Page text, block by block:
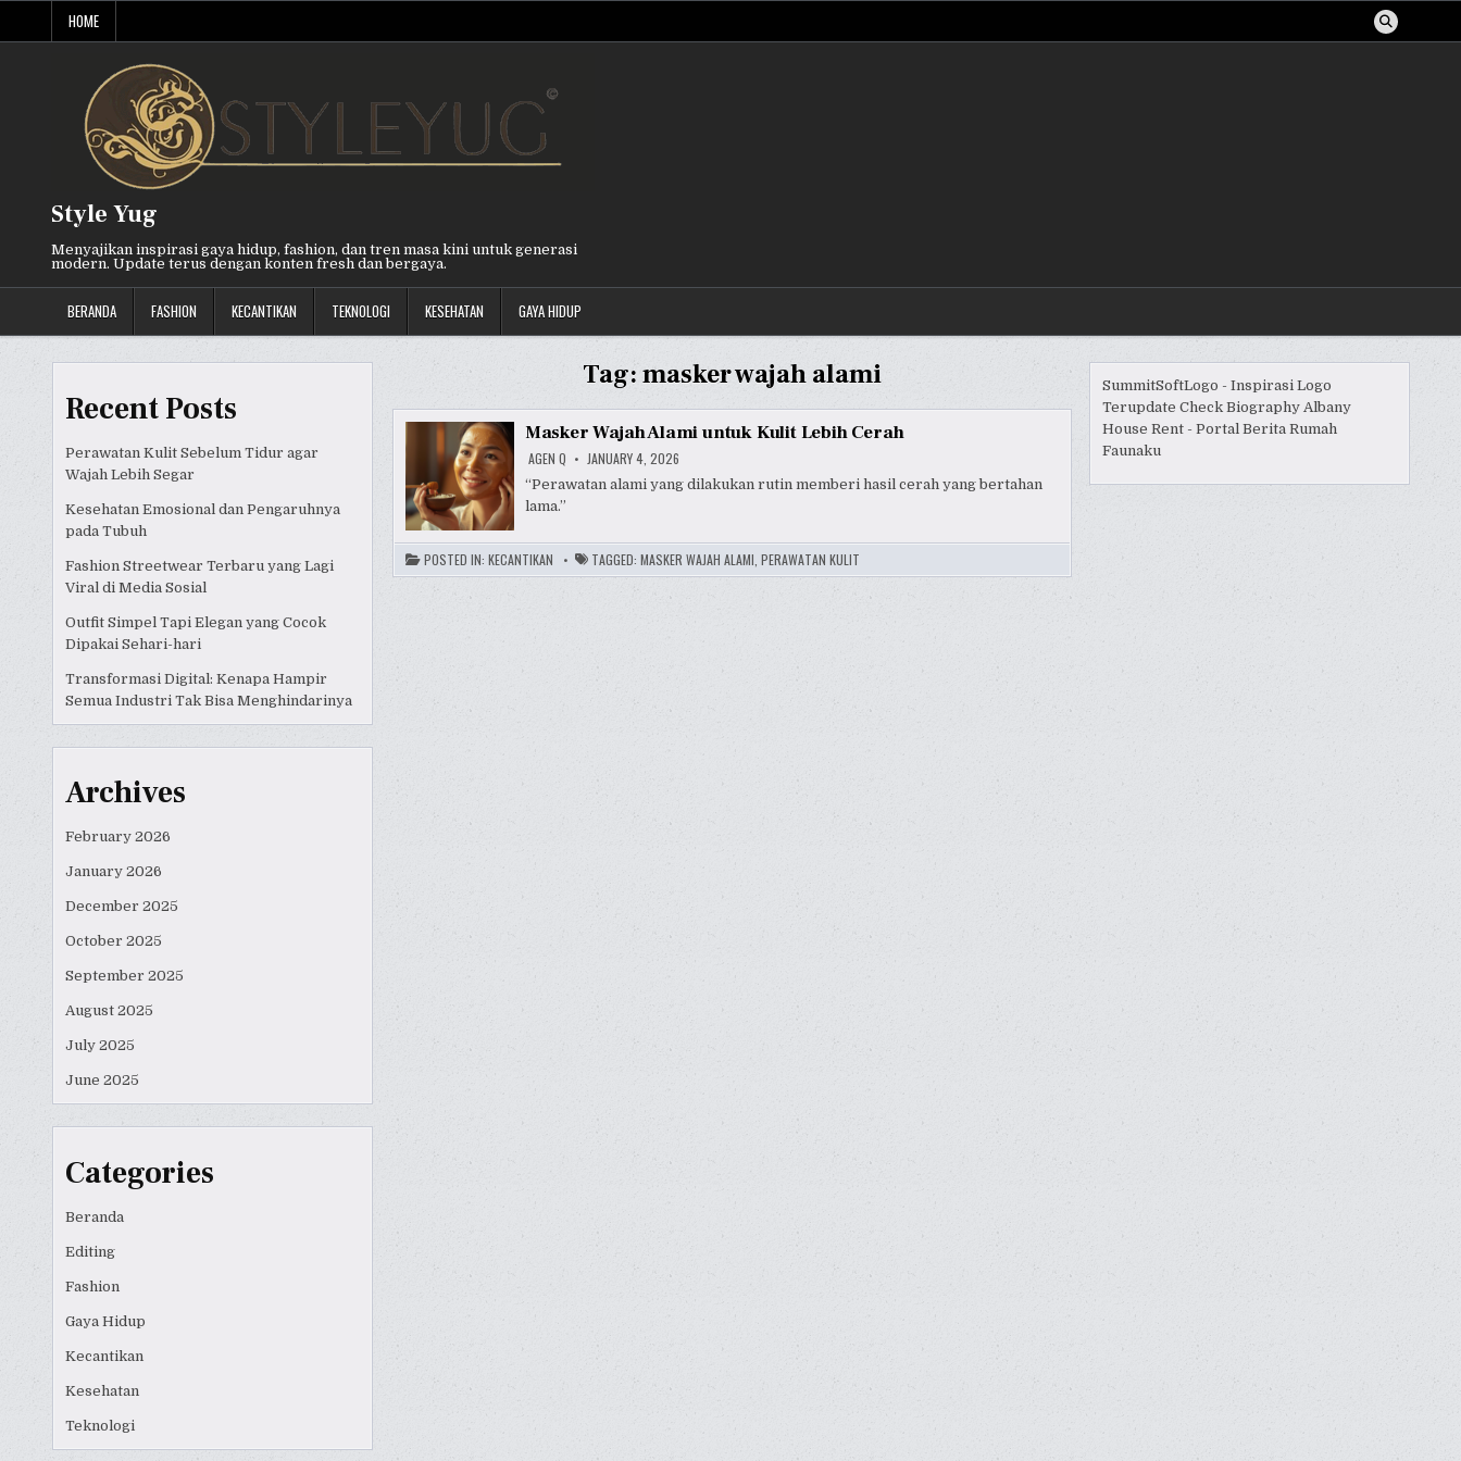
HOME
Style Yug
Menyajikan inspirasi gaya hidup, fashion, dan tren masa kini untuk generasi
modern. Update terus dengan konten fresh dan bergaya.
BERANDA FASHION KECANTIKAN TEKNOLOGI KESEHATAN GAYA HIDUP
Recent Posts
Perawatan Kulit Sebelum Tidur agar
Wajah Lebih Segar
Kesehatan Emosional dan Pengaruhnya
pada Tubuh
Fashion Streetwear Terbaru yang Lagi
Viral di Media Sosial
Outfit Simpel Tapi Elegan yang Cocok
Dipakai Sehari-hari
Transformasi Digital: Kenapa Hampir
Semua Industri Tak Bisa Menghindarinya
Archives
February 2026
January 2026
December 2025
October 2025
September 2025
August 2025
July 2025
June 2025
Categories
Beranda
Editing
Fashion
Gaya Hidup
Kecantikan
Kesehatan
Teknologi
Tag:masker wajah alami
Masker Wajah Alami untuk Kulit Lebih Cerah
AGEN Q JANUARY 4, 2026
“Perawatan alami yang dilakukan rutin memberi hasil cerah yang bertahan
lama.”
POSTED IN: KECANTIKAN TAGGED: MASKER WAJAH ALAMI PERAWATAN KULIT
SummitSoftLogo - Inspirasi Logo
Terupdate Check Biography Albany
House Rent - Portal Berita Rumah
Faunaku